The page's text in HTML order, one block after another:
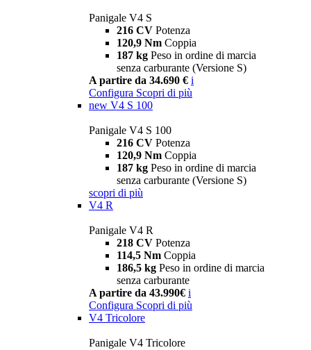
Panigale V4 S
216 CV Potenza
120,9 Nm Coppia
187 kg Peso in ordine di marcia
senza carburante (Versione S)
A partire da 34.690 € i
Configura Scopri di più
new V4 S 100
Panigale V4 S 100
216 CV Potenza
120,9 Nm Coppia
187 kg Peso in ordine di marcia
senza carburante (Versione S)
scopri di più
V4 R
Panigale V4 R
218 CV Potenza
114,5 Nm Coppia
186,5 kg Peso in ordine di marcia
senza carburante
A partire da 43.990€ i
Configura Scopri di più
V4 Tricolore
Panigale V4 Tricolore